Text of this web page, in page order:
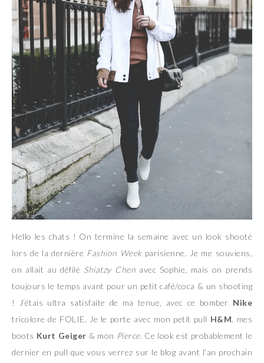
Hello les chats ! On termine la semaine avec un look shooté
lors de la dernière Fashion Weekparisienne. Je me souviens,
on allait au défilé Shiatzy Chen avec Sophie, mais on prends
toujours le temps avant pour un petit café/coca & un shooting
! J’étais ultra satisfaite de ma tenue, avec ce bomber Nike
tricolore de FOLIE. Je le porte avec mon petit pull H&M , mes
boots Kurt Geiger & mon Pierce. Ce look est probablement le
dernier en pull que vous verrez sur le blog avant l’an prochain